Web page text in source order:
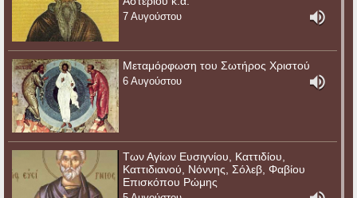
7 Αυγούστου
Μεταμόρφωση του Σωτήρος Χριστού
6 Αυγούστου
Των Αγίων Ευσιγνίου, Καττιδίου,
Καττιδιανού, Νόννης, Σόλεβ, Φαβίου
Επισκόπου Ρώμης